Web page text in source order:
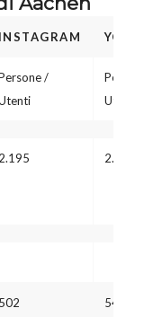
INSTAGRAM
/
Utenti
2.195 2.395
502 547